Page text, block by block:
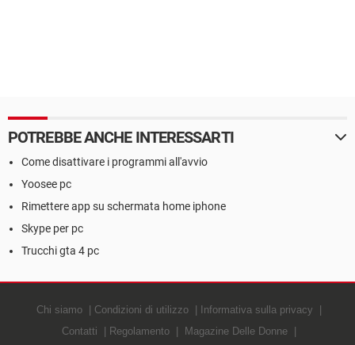
POTREBBE ANCHE INTERESSARTI
Come disattivare i programmi all'avvio
Yoosee pc
Rimettere app su schermata home iphone
Skype per pc
Trucchi gta 4 pc
Chi siamo Condizioni di utilizzo
Informativa sulla privacy
Contatti
Regolamento Magazine Delle Donne